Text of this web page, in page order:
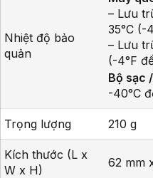
Nhiệt độ bảo
quản
– Lưu
35°C (-
– Lưu
(-4°F
Bộ sạc
-40°C
Trọng lượng 210 g
Kích thước (L x
W x H)
62 mm